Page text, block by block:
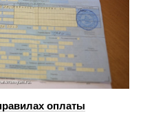
оплаты